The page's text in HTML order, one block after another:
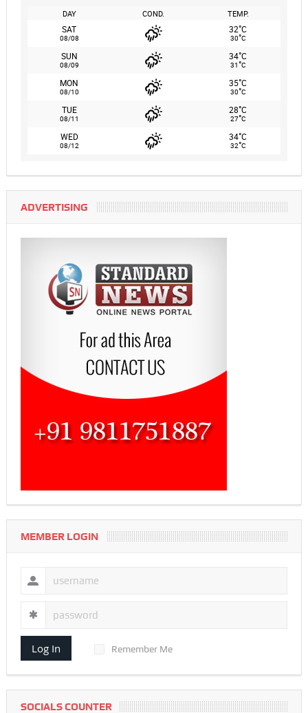
DAY COND. TEMP.
SAT
08/08
32°C
30°C
SUN
08/09
34°C
31°C
MON
08/10
35°C
30°C
TUE
08/11
28°C
27°C
WED
08/12
34°C
32°C
ADVERTISING
MEMBER LOGIN
Log In Remember Me
SOCIALS COUNTER